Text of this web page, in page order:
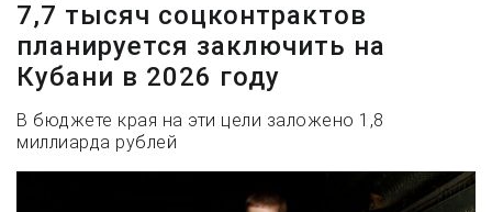
7,7 тысяч соцконтрактов
планируется заключить на
Кубани в 2026 году
В бюджете края на эти цели заложено 1,8
миллиарда рублей